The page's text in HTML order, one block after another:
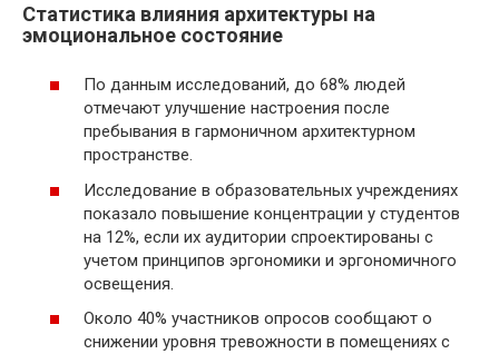
Статистика влияния архитектуры на
эмоциональное состояние
По данным исследований, до 68% людей
отмечают улучшение настроения после
пребывания в гармоничном архитектурном
пространстве.
Исследование в образовательных учреждениях
показало повышение концентрации у студентов
на 12%, если их аудитории спроектированы с
учетом принципов эргономики и эргономичного
освещения.
Около 40% участников опросов сообщают о
снижении уровня тревожности в помещениях с